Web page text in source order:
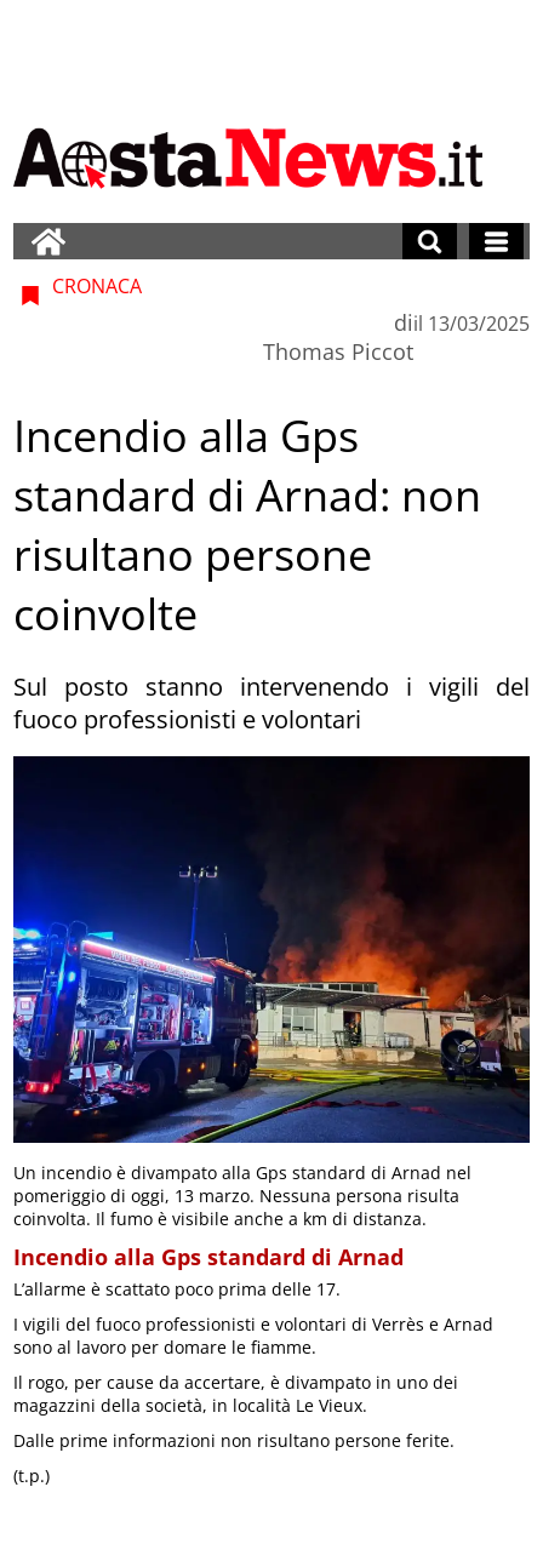
CRONACA
di
Thomas Piccot
il 13/03/2025
Incendio alla Gps
standard di Arnad: non
risultano persone
coinvolte
Sul posto stanno intervenendo i vigili del
fuoco professionisti e volontari
Un incendio è divampato alla Gps standard di Arnad nel
pomeriggio di oggi, 13 marzo. Nessuna persona risulta
coinvolta. Il fumo è visibile anche a km di distanza.
Incendio alla Gps standard di Arnad
L’allarme è scattato poco prima delle 17.
I vigili del fuoco professionisti e volontari di Verrès e Arnad
sono al lavoro per domare le fiamme.
Il rogo, per cause da accertare, è divampato in uno dei
magazzini della società, in località Le Vieux.
Dalle prime informazioni non risultano persone ferite.
(t.p.)